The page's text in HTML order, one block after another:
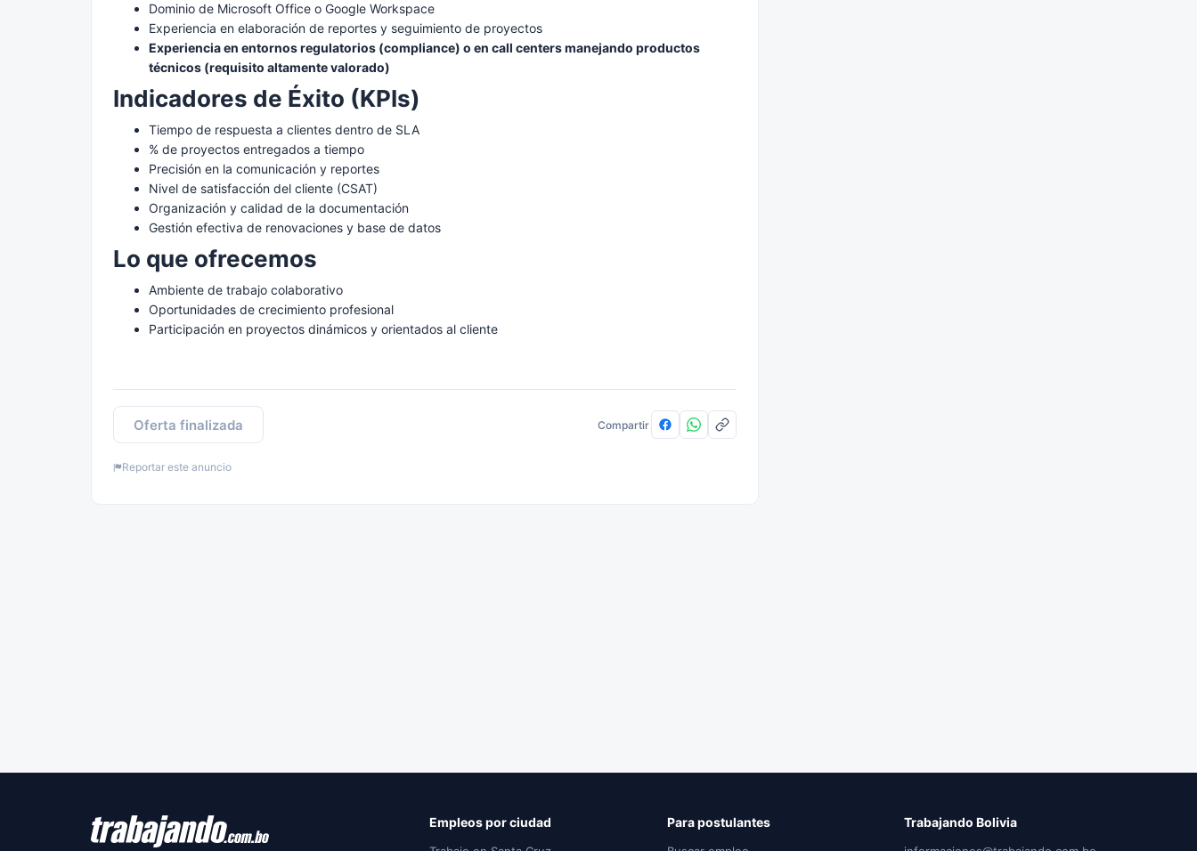
Dominio de Microsoft Office o Google Workspace
Experiencia en elaboración de reportes y seguimiento de proyectos
Experiencia en entornos regulatorios (compliance) o en call centers manejando productos
técnicos (requisito altamente valorado)
Indicadores de Éxito (KPIs)
Tiempo de respuesta a clientes dentro de SLA
% de proyectos entregados a tiempo
Precisión en la comunicación y reportes
Nivel de satisfacción del cliente (CSAT)
Organización y calidad de la documentación
Gestión efectiva de renovaciones y base de datos
Lo que ofrecemos
Ambiente de trabajo colaborativo
Oportunidades de crecimiento profesional
Participación en proyectos dinámicos y orientados al cliente
Oferta finalizada Compartir
Reportar este anuncio
Empleos por ciudad Para postulantes Trabajando Bolivia